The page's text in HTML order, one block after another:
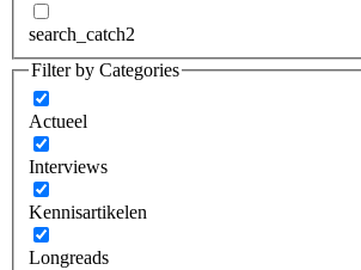
search_catch2
Filter by Categories
Actueel
Interviews
Kennisartikelen
Longreads